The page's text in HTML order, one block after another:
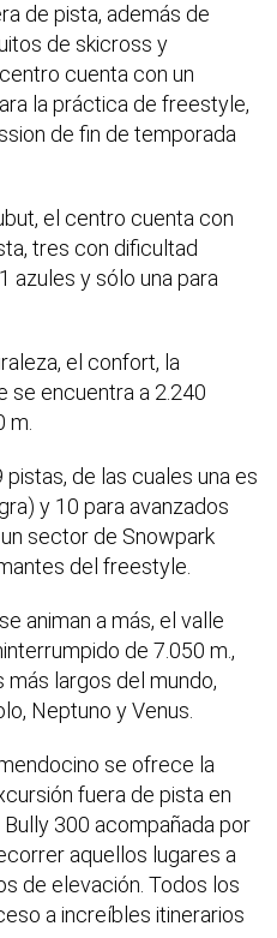
de pista, además de
de skicross y
cuenta con un
la práctica de freestyle,
de fin de temporada
el centro cuenta con
tres con dificultad
azules y sólo una para
el confort, la
se encuentra a 2.240
m.
de las cuales una es
y 10 para avanzados
sector de Snowpark
del freestyle.
animan a más, el valle
de 7.050 m.,
largos del mundo,
Neptuno y Venus.
se ofrece la
fuera de pista en
300 acompañada por
aquellos lugares a
de elevación. Todos los
a increíbles itinerarios